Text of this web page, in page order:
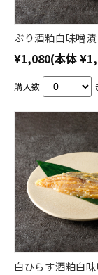
ぶり酒粕白味噌漬
¥1,080(本体
購入数
白ひらす酒粕白